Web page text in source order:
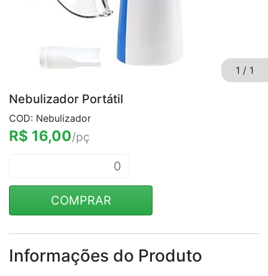
1 / 1
Nebulizador Portátil
COD: Nebulizador
R$ 16,00/pç
COMPRAR
Informações do Produto